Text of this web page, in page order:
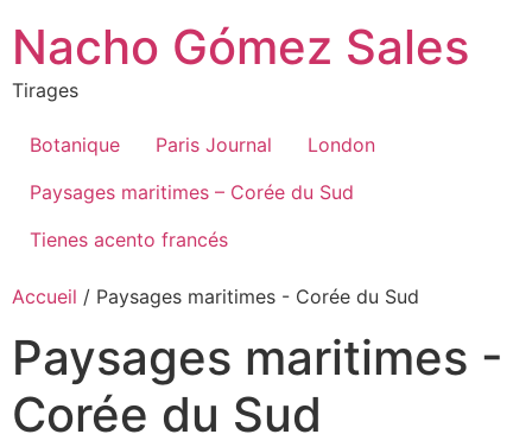
contenu
Nacho Gómez Sales
Tirages
Botanique Paris Journal
London
Paysages maritimes – Corée du Sud
Tienes acento francés
Accueil / Paysages maritimes - Corée du Sud
Paysages maritimes -
Corée du Sud